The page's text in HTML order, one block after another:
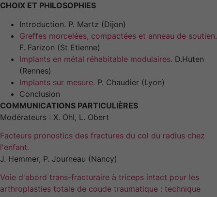
CHOIX ET PHILOSOPHIES
Introduction. P. Martz (Dijon)
Greffes morcelées, compactées et anneau de soutien.
F. Farizon (St Etienne)
Implants en métal réhabitable modulaires. D.Huten
(Rennes)
Implants sur mesure. P. Chaudier (Lyon)
Conclusion
COMMUNICATIONS PARTICULIÈRES
Modérateurs : X. Ohl, L. Obert
Facteurs pronostics des fractures du col du radius chez
l'enfant.
J. Hemmer, P. Journeau (Nancy)
Voie d'abord trans-fracturaire à triceps intact pour les
arthroplasties totale de coude traumatique : technique